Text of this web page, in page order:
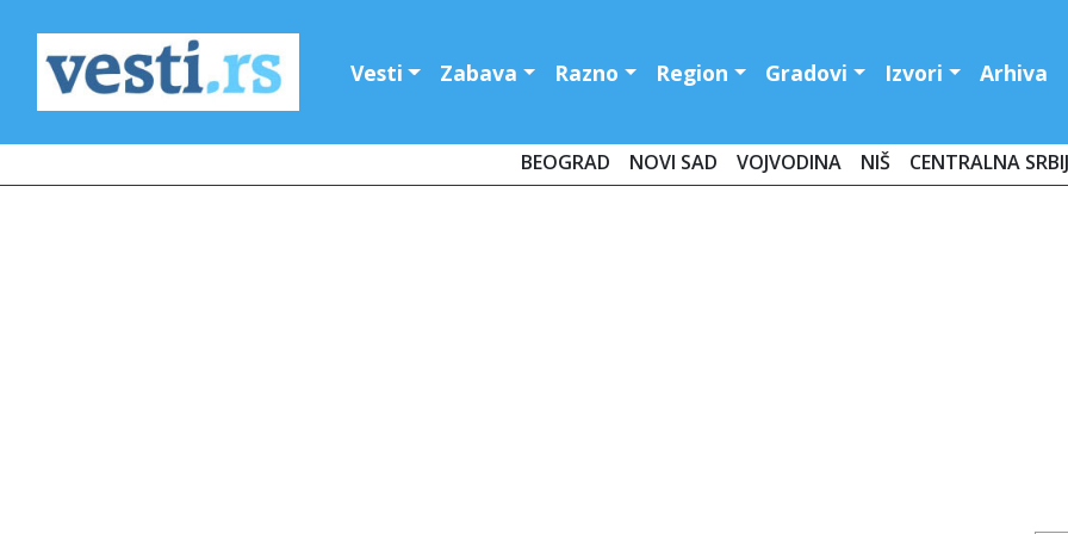
Vesti Zabava Razno Region Gradovi Izvori Arhiva
BEOGRAD NOVI SAD VOJVODINA NIŠ CENTRALNA